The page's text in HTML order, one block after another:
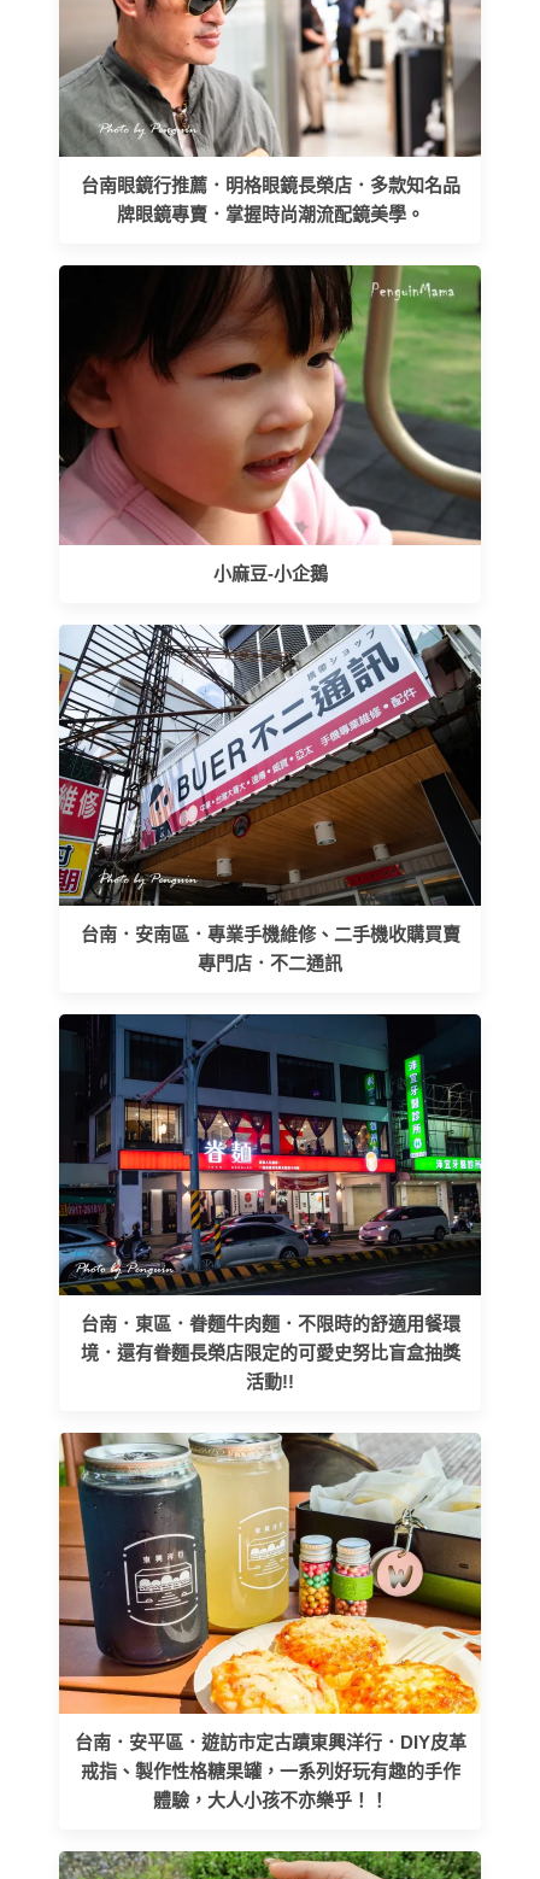
台南眼鏡行推薦．明格眼鏡長榮店．多款知名品
牌眼鏡專賣．掌握時尚潮流配鏡美學。
小麻豆-小企鵝
台南．安南區．專業手機維修、二手機收購買賣
專門店．不二通訊
台南．東區．眷麵牛肉麵．不限時的舒適用餐環
境．還有眷麵長榮店限定的可愛史努比盲盒抽獎
活動!!
台南．安平區．遊訪市定古蹟東興洋行．DIY皮革
戒指、製作性格糖果罐，一系列好玩有趣的手作
體驗，大人小孩不亦樂乎！！